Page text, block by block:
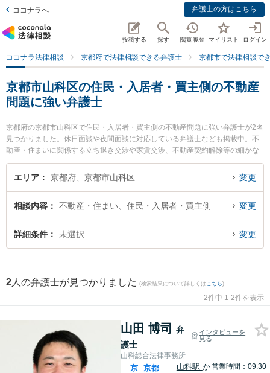
ココナラへ 弁護士の方はこちら
投稿する 探す 閲覧履歴 マイリスト ログイン
ココナラ法律相談 京都府で法律相談できる弁護士 京都市で法律相談で
京都市山科区の住民・入居者・買主側の不動産
問題に強い弁護士
京都府の京都市山科区で住民・入居者・買主側の不動産問題に強い弁護士が2名
見つかりました。休日面談や夜間面談に対応している弁護士なども掲載中。不
動産・住まいに関係する立ち退き交渉や家賃交渉、不動産契約解除等の細かな
分野での絞り込み検索もでき便利です。特に山科総合法律事務所の山田 博司弁
護士や山科総合法律事務所の樋口 俊介弁護士のプロフィール情報や弁護士費
『住民・入居者・買主側の不動産問題のトラブル解決の実績豊富な近くの弁護
士を検索したい』『初回相談無料で住民・入居者・買主側の不動産問題を法律
相談できる京都市山科区内の弁護士に相談予約したい』などでお困りの相談者
エリア 京都府、京都市山科区 変更
相談内容 不動産・住まい、住民・入居者・買主側 変更
詳細条件 未選択 変更
2 人の弁護士が見つかりました (検索結果について詳しくは こちら)
2件中 1-2件を表示
山田 博司
弁
護士
インタビューを
見る
山科総合法律事務所
京
京都
山科駅 か営業時間：09:30